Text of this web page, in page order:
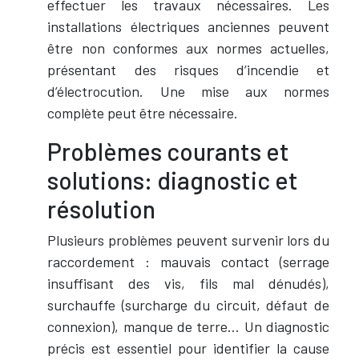
effectuer les travaux nécessaires. Les
installations électriques anciennes peuvent
être non conformes aux normes actuelles,
présentant des risques d’incendie et
d’électrocution. Une mise aux normes
complète peut être nécessaire.
Problèmes courants et
solutions: diagnostic et
résolution
Plusieurs problèmes peuvent survenir lors du
raccordement : mauvais contact (serrage
insuffisant des vis, fils mal dénudés),
surchauffe (surcharge du circuit, défaut de
connexion), manque de terre… Un diagnostic
précis est essentiel pour identifier la cause